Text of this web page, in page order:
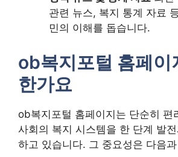
관련 뉴스, 복지 통계 자료
민의 이해를 돕습니다.
ob복지포털 홈페이
한가요
ob복지포털 홈페이지는 단순히 편
사회의 복지 시스템을 한 단계 발
하고 있습니다. 그 중요성은 다음